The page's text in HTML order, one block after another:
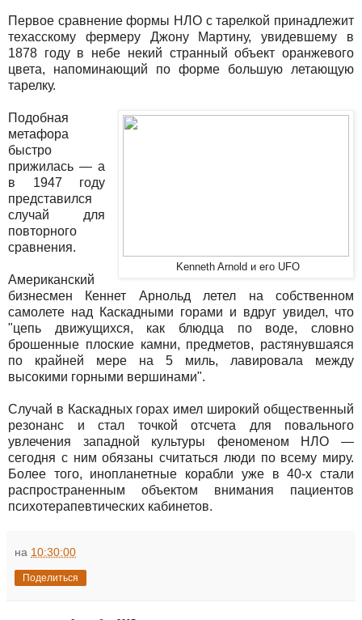
Первое сравнение формы НЛО с тарелкой принадлежит
техасскому фермеру Джону Мартину, увидевшему в
1878 году в небе некий странный объект оранжевого
цвета, напоминающий по форме большую летающую
тарелку.
Kenneth Arnold и его UFO
Подобная
метафора
быстро
прижилась — а
в 1947 году
представился
случай для
повторного
сравнения.
Американский
бизнесмен Кеннет Арнольд летел на собственном
самолете над Каскадными горами и вдруг увидел, что
"цепь движущихся, как блюдца по воде, словно
брошенные плоские камни, предметов, растянувшаяся
по крайней мере на 5 миль, лавировала между
высокими горными вершинами".
Случай в Каскадных горах имел широкий общественный
резонанс и стал точкой отсчета для повального
увлечения западной культуры феноменом НЛО —
сегодня с ним обязаны считаться люди по всему миру.
Более того, инопланетные корабли уже в 40-х стали
распространенным объектом внимания пациентов
психотерапевтических кабинетов.
на 10:30:00
Поделиться